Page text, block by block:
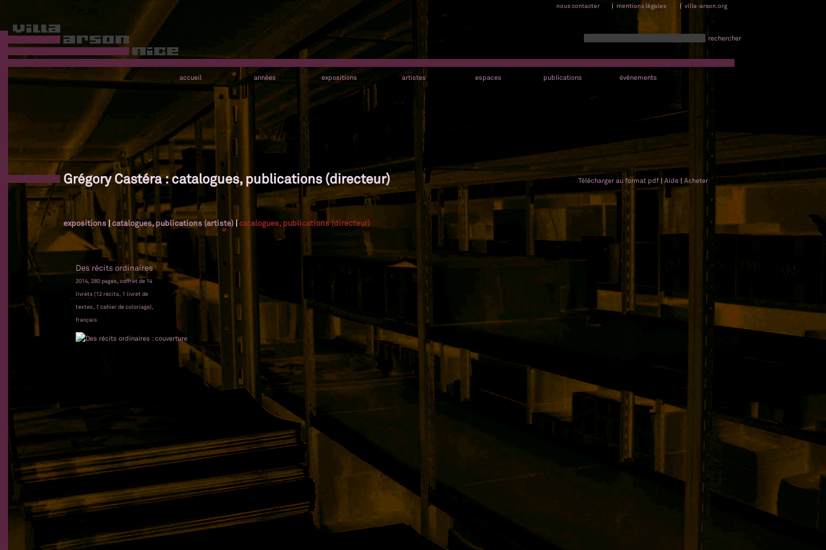
nous contacter | mentions légales | villa-arson.org
rechercher
accueil années expositions artistes espaces publications événements
Grégory Castéra : catalogues, publications (directeur) Télécharger au format pdf |Aide|Acheter
expositions|catalogues, publications (artiste)|catalogues, publications (directeur)
Des récits ordinaires
2014, 280 pages, coffret de 14
livrets (12 récits, 1 livret de
textes, 1 cahier de coloriage),
français